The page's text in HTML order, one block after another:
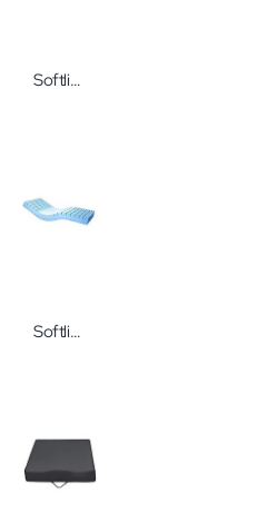
Softline Carewave® Seitenlagerungskissen M
Softline Carflex Weichlagerungsmatratze